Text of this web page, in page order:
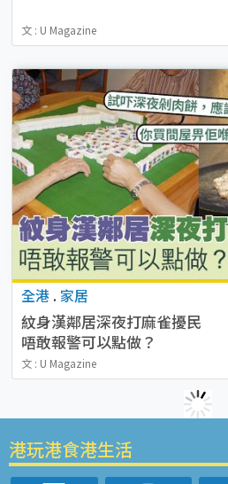
文 : U Magazine
全港 . 家居
紋身漢鄰居深夜打麻雀擾民
唔敢報警可以點做？
文 : U Magazine
港玩港食港生活